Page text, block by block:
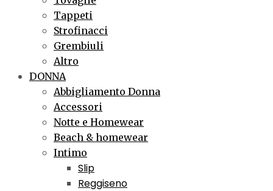
Tappeti
Strofinacci
Grembiuli
Altro
DONNA
Abbigliamento Donna
Accessori
Notte e Homewear
Beach & homewear
Intimo
Slip
Reggiseno